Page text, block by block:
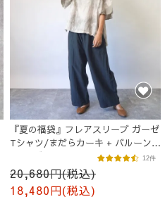
『夏の福袋』フレアスリーブ ガーゼ
Tシャツ/まだらカーキ + バルーンパ
ンツ/ブラック
20,680円(税込)
18,480円(税込)
12件